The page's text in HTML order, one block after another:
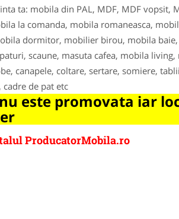
ta: mobila din PAL, MDF, MDF vopsit,
la comanda, mobila romaneasca,
dormitor, mobilier birou, mobila
scaune, masuta cafea, mobila living,
canapele, coltare, sertare, somiere,
de pat etc
este promovata iar
ProducatorMobila.ro